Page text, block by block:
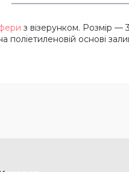
з візерунком. Розмір
поліетиленовій основі